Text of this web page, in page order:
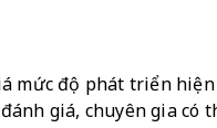
mức độ phát triển
giá, chuyên gia có